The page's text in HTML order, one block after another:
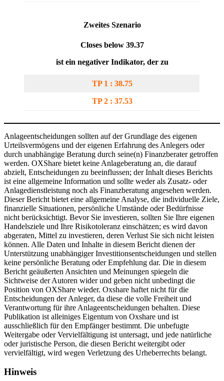
Zweites Szenario
Closes below 39.37
ist ein negativer Indikator, der zu
TP 1 : 38.75
TP 2 : 37.53
Anlageentscheidungen sollten auf der Grundlage des eigenen
Urteilsvermögens und der eigenen Erfahrung des Anlegers oder
durch unabhängige Beratung durch seine(n) Finanzberater getroffen
werden. OXShare bietet keine Anlageberatung an, die darauf
abzielt, Entscheidungen zu beeinflussen; der Inhalt dieses Berichts
ist eine allgemeine Information und sollte weder als Zusatz- oder
Anlagedienstleistung noch als Finanzberatung angesehen werden.
Dieser Bericht bietet eine allgemeine Analyse, die individuelle Ziele,
finanzielle Situationen, persönliche Umstände oder Bedürfnisse
nicht berücksichtigt. Bevor Sie investieren, sollten Sie Ihre eigenen
Handelsziele und Ihre Risikotoleranz einschätzen; es wird davon
abgeraten, Mittel zu investieren, deren Verlust Sie sich nicht leisten
können. Alle Daten und Inhalte in diesem Bericht dienen der
Unterstützung unabhängiger Investitionsentscheidungen und stellen
keine persönliche Beratung oder Empfehlung dar. Die in diesem
Bericht geäußerten Ansichten und Meinungen spiegeln die
Sichtweise der Autoren wider und geben nicht unbedingt die
Position von OXShare wieder. Oxshare haftet nicht für die
Entscheidungen der Anleger, da diese die volle Freiheit und
Verantwortung für ihre Anlageentscheidungen behalten. Diese
Publikation ist alleiniges Eigentum von Oxshare und ist
ausschließlich für den Empfänger bestimmt. Die unbefugte
Weitergabe oder Vervielfältigung ist untersagt, und jede natürliche
oder juristische Person, die diesen Bericht weitergibt oder
vervielfältigt, wird wegen Verletzung des Urheberrechts belangt.
Hinweis